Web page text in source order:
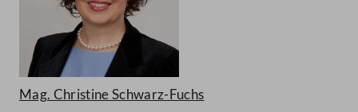
Mag. Christine Schwarz-Fuchs